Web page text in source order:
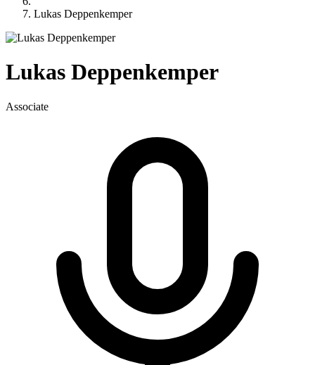
Lukas Deppenkemper
Lukas Deppenkemper
Associate